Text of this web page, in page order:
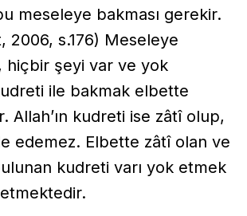
meseleye bakması gerekir.
2006, s.176) Meseleye
hiçbir şeyi var ve yok
ile bakmak elbette
Allah’ın kudreti ise zâtî olup,
edemez. Elbette zâtî olan ve
kudreti varı yok etmek